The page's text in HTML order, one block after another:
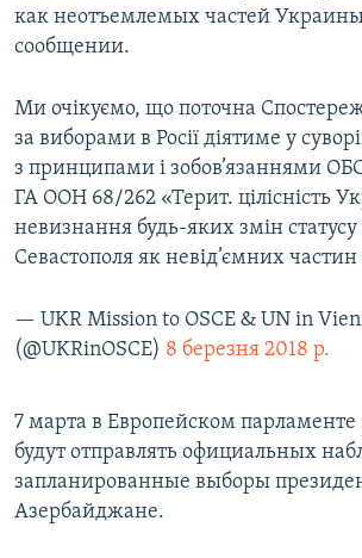
как неотъемлемых частей
сообщении.
Ми очікуємо, що поточна
за виборами в Росії діятиме у
з принципами і зобов’язаннями
ГА ООН 68/262 «Терит. цілісність
невизнання будь-яких змін
Севастополя як невід’ємних
— UKR Mission to OSCE & UN in
(@UKRinOSCE) 8 березня 2018 р.
7 марта в Европейском парламенте
будут отправлять официальных
запланированные выборы
Азербайджане.